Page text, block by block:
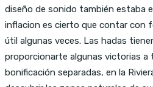
diseño de sonido también estaba
inflacion es cierto que contar con
útil algunas veces. Las hadas
proporcionarte algunas victorias a
bonificación separadas, en la